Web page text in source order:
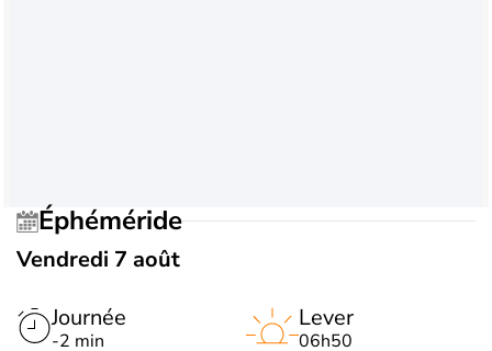
Éphéméride
Vendredi 7 août
Journée
-2 min
Lever
06h50